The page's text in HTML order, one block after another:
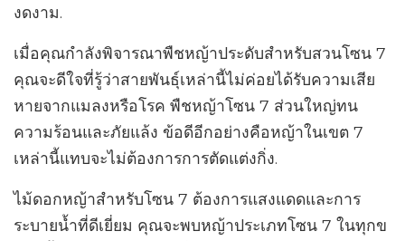
งดงาม.
เมื่อคุณกำลังพิจารณาพืชหญ้าประดับสำหรับสวนโซน 7
คุณจะดีใจที่รู้ว่าสายพันธุ์เหล่านี้ไม่ค่อยได้รับความเสีย
หายจากแมลงหรือโรค พืชหญ้าโซน 7 ส่วนใหญ่ทน
ความร้อนและภัยแล้ง ข้อดีอีกอย่างคือหญ้าในเขต 7
เหล่านี้แทบจะไม่ต้องการการตัดแต่งกิ่ง.
ไม้ดอกหญ้าสำหรับโซน 7 ต้องการแสงแดดและการ
ระบายน้ำที่ดีเยี่ยม คุณจะพบหญ้าประเภทโซน 7 ในทุกข